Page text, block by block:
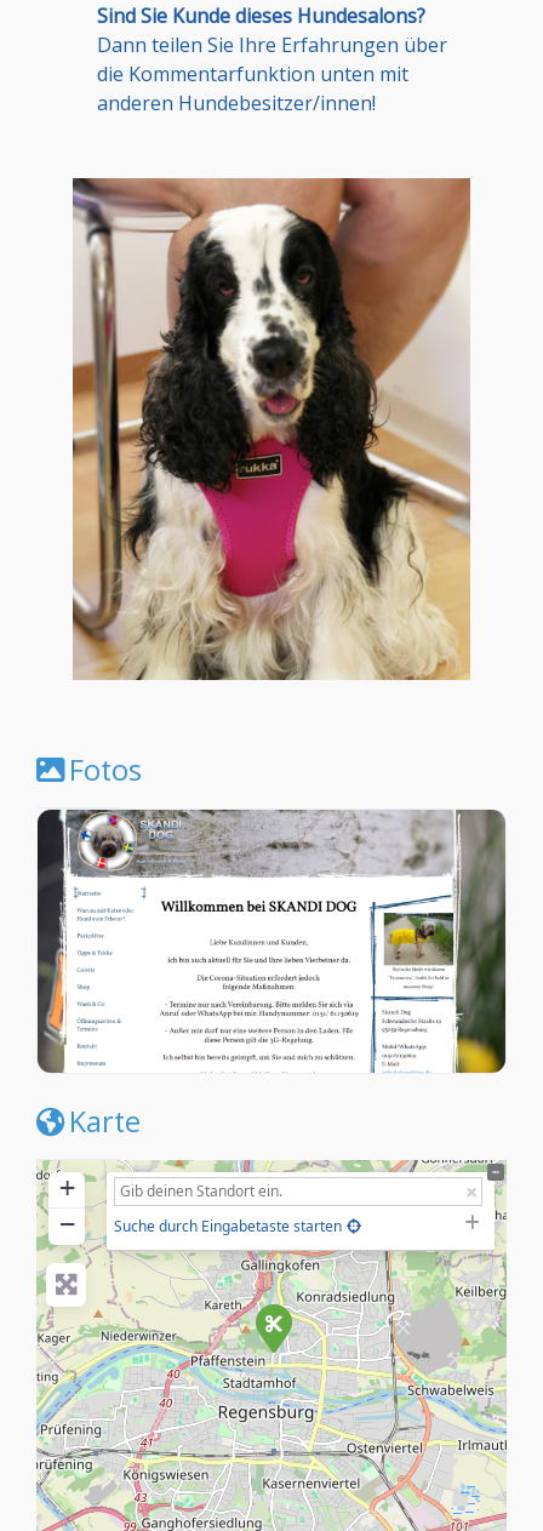
Sind Sie Kunde dieses Hundesalons?
Dann teilen Sie Ihre Erfahrungen über
die Kommentarfunktion unten mit
anderen Hundebesitzer/innen!
Fotos
Karte
+
−
Suche durch Eingabetaste starten